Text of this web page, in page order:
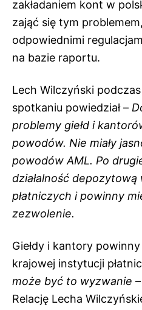
zakładaniem kont w
zająć się tym
odpowiednimi
na bazie raportu.
Lech Wilczyński
spotkaniu powiedział –
problemy giełd i
powodów. Nie miały
powodów AML. Po
działalność depozytową
płatniczych i powinny
zezwolenie.
Giełdy i kantory
krajowej instytucji
może być to wyzwanie
Relację Lecha